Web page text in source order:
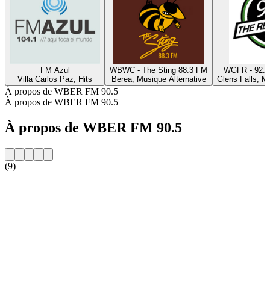
FM Azul
Villa Carlos Paz, Hits
WBWC - The Sting 88.3 FM
Berea, Musique Alternative
WGFR -
Glens Falls,
À propos de WBER FM 90.5
À propos de WBER FM 90.5
À propos de WBER FM 90.5
(9)